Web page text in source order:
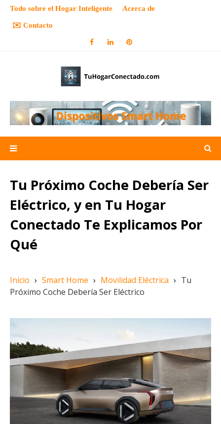
Todo sobre el Hogar Inteligente Acerca de
✉️ Contacto
Tu Próximo Coche Debería Ser
Eléctrico, y en Tu Hogar
Conectado Te Explicamos Por
Qué
Inicio › Smart Home › Movilidad Eléctrica › Tu
Próximo Coche Debería Ser Eléctrico